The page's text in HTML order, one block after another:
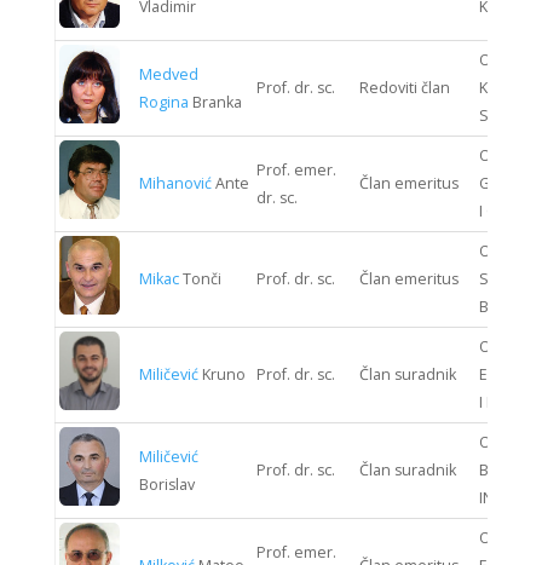
Vladimir
Medved
Rogina Branka
Prof. dr. sc. Redoviti član
ODJEL
MihanovićAnte
Prof. emer.
dr. sc.
Član emeritus
ODJEL
I
MikacTonči Prof. dr. sc. Član emeritus
ODJEL
Miličević Kruno Prof. dr. sc. Član suradnik
ODJEL
I
Miličević
Borislav
Prof. dr. sc. Član suradnik
ODJEL
Prof. emer.
ODJEL